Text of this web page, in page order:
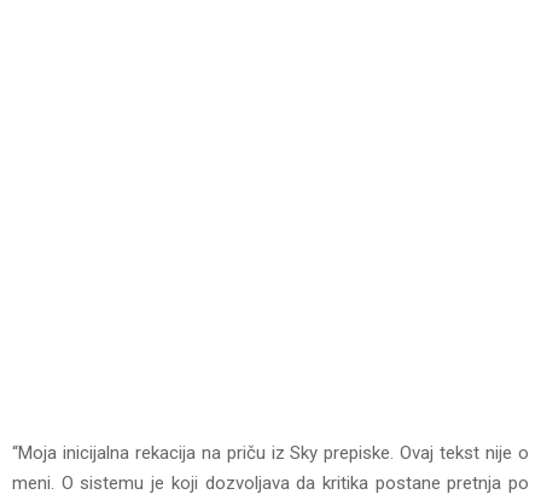
“Moja inicijalna rekacija na priču iz Sky prepiske. Ovaj tekst nije o
meni. O sistemu je koji dozvoljava da kritika postane pretnja po